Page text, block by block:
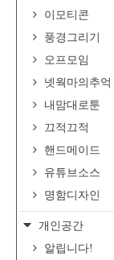
이모티콘
풍경그리기
오프모임
넷웍마의추억
내맘대로툰
끄적끄적
핸드메이드
유튜브소스
명함디자인
개인공간
알립니다!